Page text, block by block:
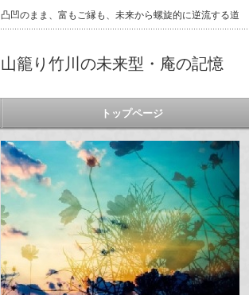
凸凹のまま、富もご縁も、未来から螺旋的に逆流する道
山籠り竹川の未来型・庵の記憶
トップページ